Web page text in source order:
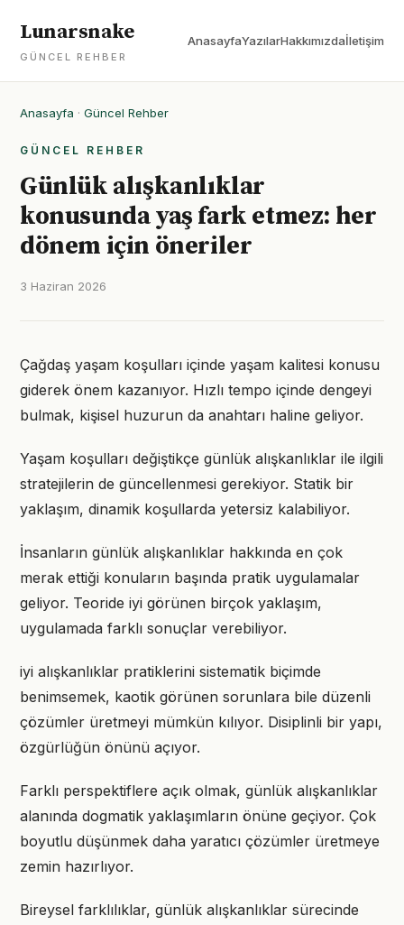
Lunarsnake
GÜNCEL REHBER
AnasayfaYazılarHakkımızdaİletişim
Anasayfa · Güncel Rehber
GÜNCEL REHBER
Günlük alışkanlıklar
konusunda yaş fark etmez: her
dönem için öneriler
3 Haziran 2026
Çağdaş yaşam koşulları içinde yaşam kalitesi konusu
giderek önem kazanıyor. Hızlı tempo içinde dengeyi
bulmak, kişisel huzurun da anahtarı haline geliyor.
Yaşam koşulları değiştikçe günlük alışkanlıklar ile ilgili
stratejilerin de güncellenmesi gerekiyor. Statik bir
yaklaşım, dinamik koşullarda yetersiz kalabiliyor.
İnsanların günlük alışkanlıklar hakkında en çok
merak ettiği konuların başında pratik uygulamalar
geliyor. Teoride iyi görünen birçok yaklaşım,
uygulamada farklı sonuçlar verebiliyor.
iyi alışkanlıklar pratiklerini sistematik biçimde
benimsemek, kaotik görünen sorunlara bile düzenli
çözümler üretmeyi mümkün kılıyor. Disiplinli bir yapı,
özgürlüğün önünü açıyor.
Farklı perspektiflere açık olmak, günlük alışkanlıklar
alanında dogmatik yaklaşımların önüne geçiyor. Çok
boyutlu düşünmek daha yaratıcı çözümler üretmeye
zemin hazırlıyor.
Bireysel farklılıklar, günlük alışkanlıklar sürecinde